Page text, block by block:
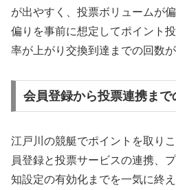
が出やすく、投票ボリュームが
偏りを事前に想定してポイント
率が上がり交換到達までの回数が
会員登録から投票連携まで
江戸川の競艇でポイントを取り
員登録と投票サービスの連携、
知設定の有効化までを一気に終